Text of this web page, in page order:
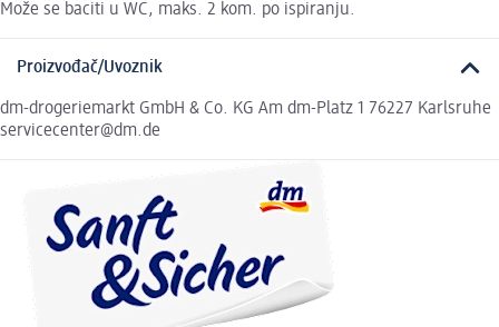
Može se baciti u WC, maks. 2 kom. po ispiranju.
Proizvođač/Uvoznik
dm-drogeriemarkt GmbH & Co. KG Am dm-Platz 1 76227 Karlsruhe
servicecenter@dm.de